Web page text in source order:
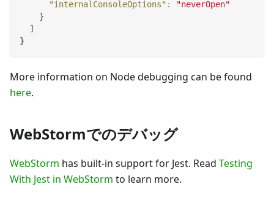
"internalConsoleOptions" :
"neverOpen"
}
]
}
More information on Node debugging can be found
here.
WebStormでのデバッグ
WebStorm has built-in support for Jest. Read Testing
With Jest in WebStorm to learn more.